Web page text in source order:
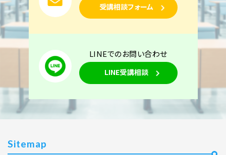
受講相談フォーム
LINEでのお問い合わせ
LINE受講相談
Sitemap